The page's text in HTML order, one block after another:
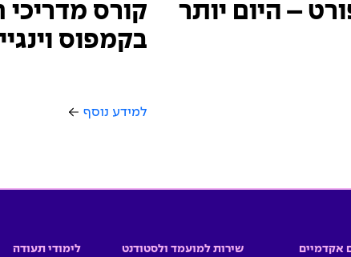
– היום יותר
קורס
בקמפוס
למידע נוסף
אקדמיים שירות למועמד ולסטודנט
לימודי תעודה